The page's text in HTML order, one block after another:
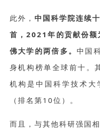
此外， 中国科学院连续
首，2021年的贡献份
佛大学的两倍多。中国
身机构榜单全球前十。
机构是中国科学技术
（排名第10位）。
而且，与其他科研强国